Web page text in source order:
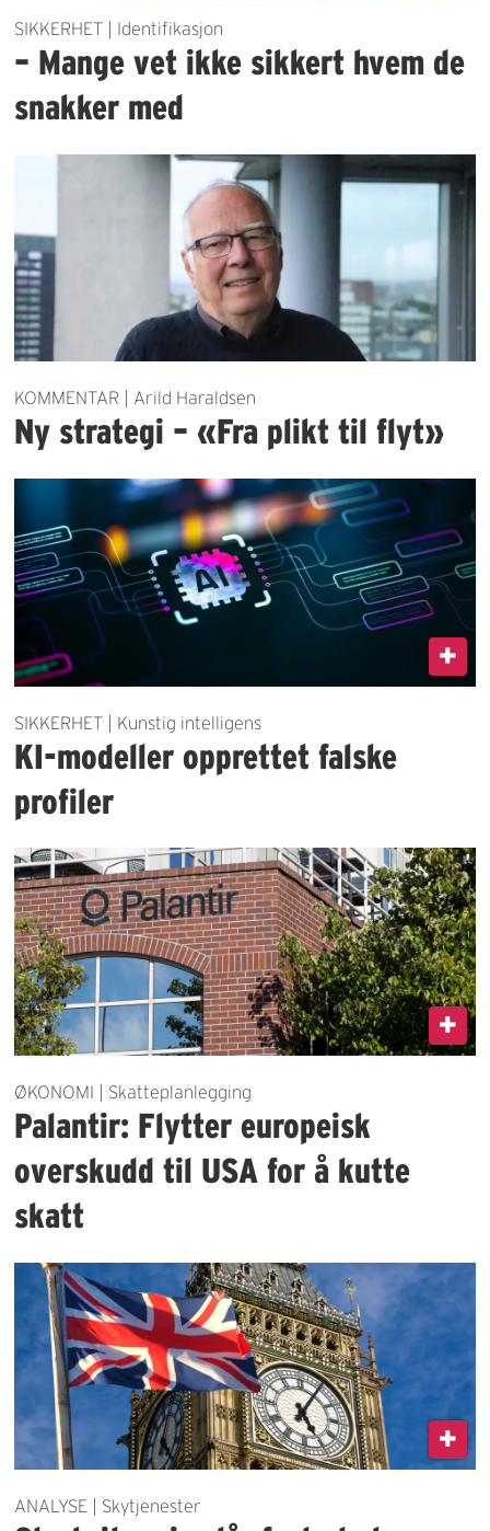
SIKKERHET | Identifikasjon
– Mange vet ikke sikkert hvem de
snakker med
KOMMENTAR | Arild Haraldsen
Ny strategi – «Fra plikt til flyt»
SIKKERHET | Kunstig intelligens
KI-modeller opprettet falske
profiler
ØKONOMI | Skatteplanlegging
Palantir: Flytter europeisk
overskudd til USA for å kutte
skatt
ANALYSE | Skytjenester